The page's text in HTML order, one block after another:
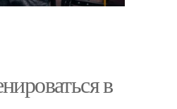
в